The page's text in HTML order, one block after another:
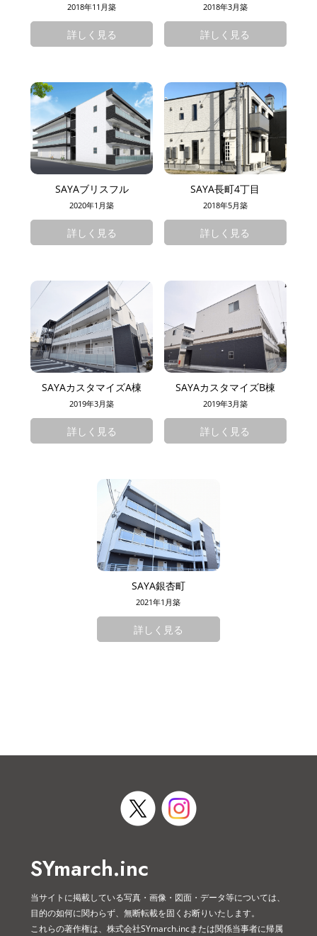
2018年11月築
詳しく見る
2018年3月築
詳しく見る
SAYAブリスフル
2020年1月築
詳しく見る
SAYA長町4丁目
2018年5月築
詳しく見る
SAYAカスタマイズA棟
2019年3月築
詳しく見る
SAYAカスタマイズB棟
2019年3月築
詳しく見る
SAYA銀杏町
2021年1月築
詳しく見る
SYmarch.inc
当サイトに掲載している写真・画像・図面・データ等については、
目的の如何に関わらず、無断転載を固くお断りいたします。
これらの著作権は、株式会社SYmarch.incまたは関係当事者に帰属